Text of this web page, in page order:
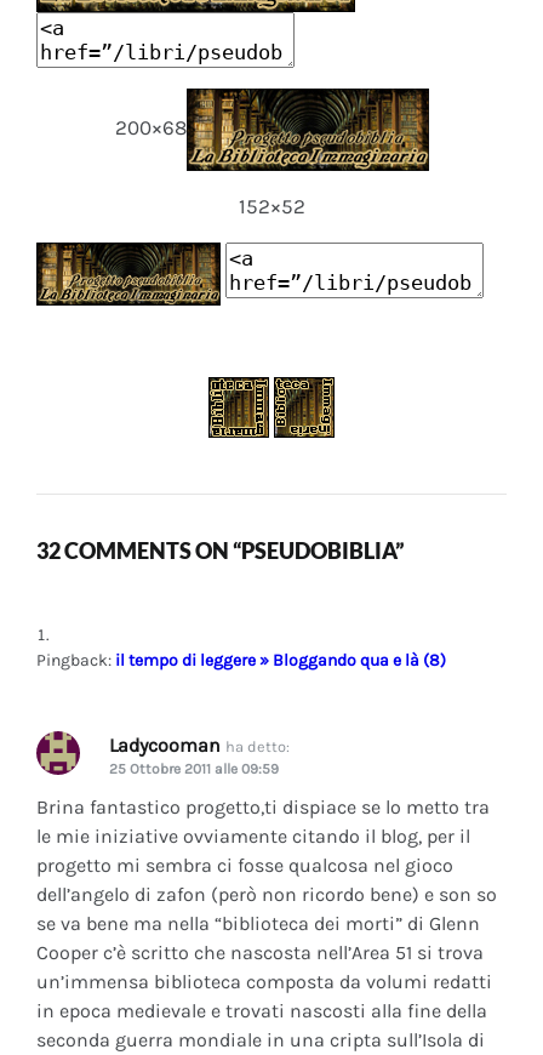
200×68
152×52
32 COMMENTS ON “PSEUDOBIBLIA”
Pingback: il tempo di leggere » Bloggando qua e là (8)
Ladycooman ha detto:
25 Ottobre 2011 alle 09:59
Brina fantastico progetto,ti dispiace se lo metto tra
le mie iniziative ovviamente citando il blog, per il
progetto mi sembra ci fosse qualcosa nel gioco
dell’angelo di zafon (però non ricordo bene) e son so
se va bene ma nella “biblioteca dei morti” di Glenn
Cooper c’è scritto che nascosta nell’Area 51 si trova
un’immensa biblioteca composta da volumi redatti
in epoca medievale e trovati nascosti alla fine della
seconda guerra mondiale in una cripta sull’Isola di